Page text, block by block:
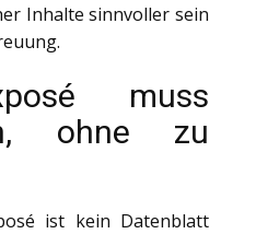
Inhalte sinnvoller sein
muss
ohne zu
ist kein Datenblatt